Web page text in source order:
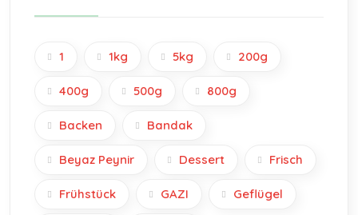
1 1kg 5kg 200g
400g 500g 800g
Backen Bandak
Beyaz Peynir Dessert Frisch
Frühstück GAZI Geflügel